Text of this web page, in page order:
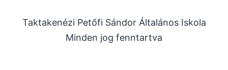
2025. július
2025. június
Taktakenézi Petőfi Sándor Általános Iskola
Minden jog fenntartva